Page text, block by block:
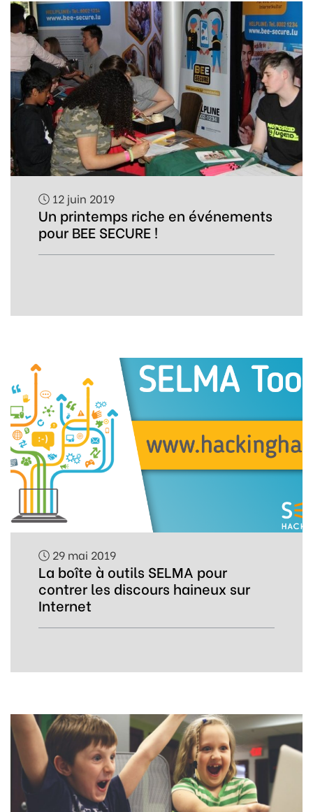
12 juin 2019
Un printemps riche en événements
pour BEE SECURE !
29 mai 2019
La boîte à outils SELMA pour
contrer les discours haineux sur
Internet